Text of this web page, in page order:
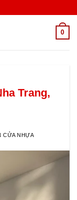
0
Trang,
CỬA NHỰA